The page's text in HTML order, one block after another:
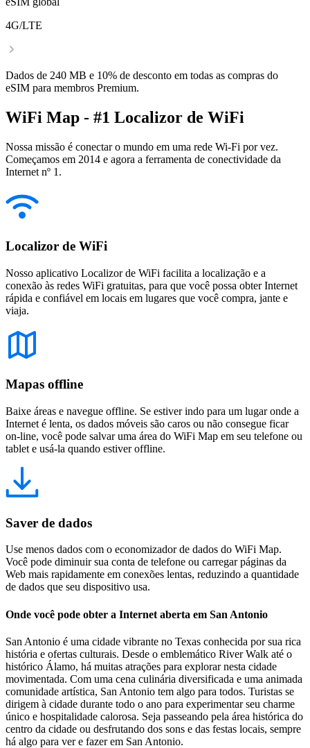
4G/LTE
Dados de 240 MB e 10% de desconto em todas as compras do
eSIM para membros Premium.
WiFi Map - #1 Localizor de WiFi
Nossa missão é conectar o mundo em uma rede Wi-Fi por vez.
Começamos em 2014 e agora a ferramenta de conectividade da
Internet nº 1.
Localizor de WiFi
Nosso aplicativo Localizor de WiFi facilita a localização e a
conexão às redes WiFi gratuitas, para que você possa obter Internet
rápida e confiável em locais em lugares que você compra, jante e
viaja.
Mapas offline
Baixe áreas e navegue offline. Se estiver indo para um lugar onde a
Internet é lenta, os dados móveis são caros ou não consegue ficar
on-line, você pode salvar uma área do WiFi Map em seu telefone ou
tablet e usá-la quando estiver offline.
Saver de dados
Use menos dados com o economizador de dados do WiFi Map.
Você pode diminuir sua conta de telefone ou carregar páginas da
Web mais rapidamente em conexões lentas, reduzindo a quantidade
de dados que seu dispositivo usa.
Onde você pode obter a Internet aberta em San Antonio
San Antonio é uma cidade vibrante no Texas conhecida por sua rica
história e ofertas culturais. Desde o emblemático River Walk até o
histórico Álamo, há muitas atrações para explorar nesta cidade
movimentada. Com uma cena culinária diversificada e uma animada
comunidade artística, San Antonio tem algo para todos. Turistas se
dirigem à cidade durante todo o ano para experimentar seu charme
único e hospitalidade calorosa. Seja passeando pela área histórica do
centro da cidade ou desfrutando dos sons e das festas locais, sempre
há algo para ver e fazer em San Antonio.